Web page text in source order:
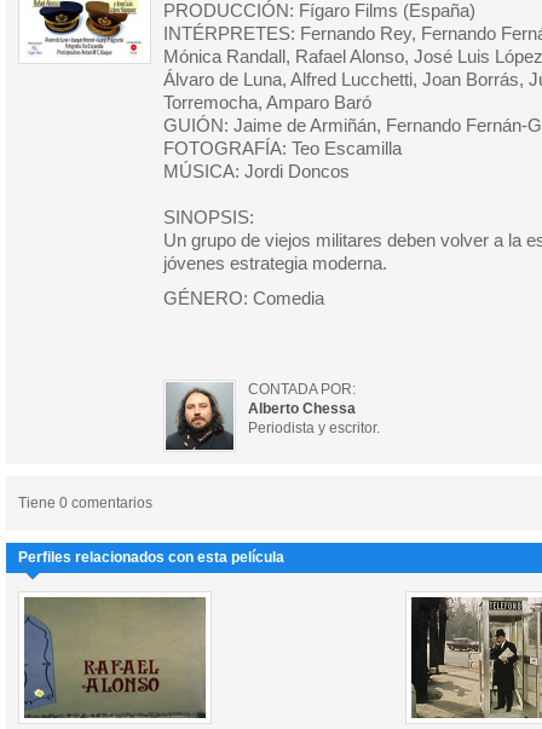
PRODUCCIÓN: Fígaro Films (España)
INTÉRPRETES: Fernando Rey, Fernando
Mónica Randall, Rafael Alonso, José Luis
Álvaro de Luna, Alfred Lucchetti, Joan Borrás,
Torremocha, Amparo Baró
GUIÓN: Jaime de Armiñán, Fernando Fernán-
FOTOGRAFÍA: Teo Escamilla
MÚSICA: Jordi Doncos
SINOPSIS:
Un grupo de viejos militares deben volver a la
jóvenes estrategia moderna.
GÉNERO: Comedia
CONTADA POR:
Alberto Chessa
Periodista y escritor.
Tiene 0 comentarios
Perfiles relacionados con esta película